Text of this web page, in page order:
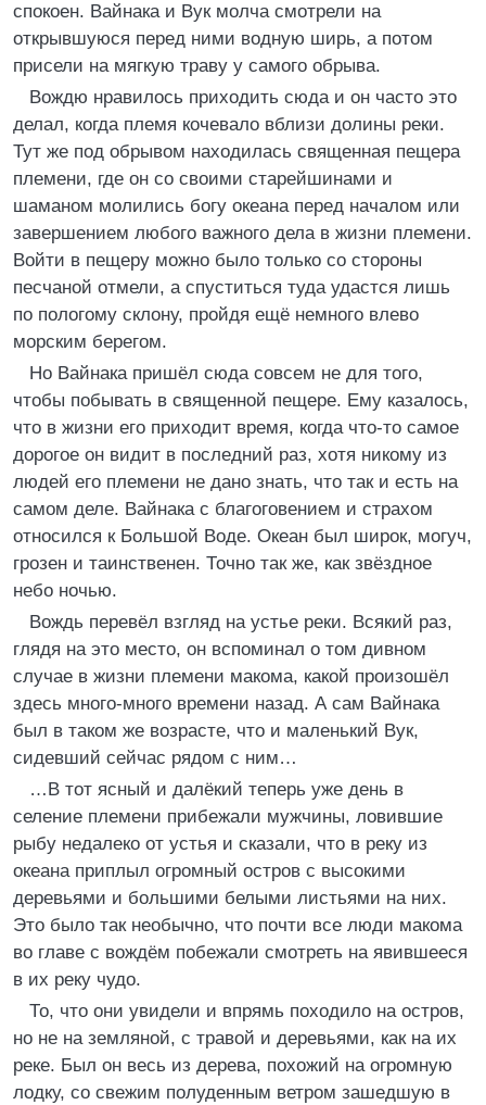
спокоен. Вайнака и Вук молча смотрели на
открывшуюся перед ними водную ширь, а потом
присели на мягкую траву у самого обрыва.
Вождю нравилось приходить сюда и он часто это
делал, когда племя кочевало вблизи долины реки.
Тут же под обрывом находилась священная пещера
племени, где он со своими старейшинами и
шаманом молились богу океана перед началом или
завершением любого важного дела в жизни племени.
Войти в пещеру можно было только со стороны
песчаной отмели, а спуститься туда удастся лишь
по пологому склону, пройдя ещё немного влево
морским берегом.
Но Вайнака пришёл сюда совсем не для того,
чтобы побывать в священной пещере. Ему казалось,
что в жизни его приходит время, когда что-то самое
дорогое он видит в последний раз, хотя никому из
людей его племени не дано знать, что так и есть на
самом деле. Вайнака с благоговением и страхом
относился к Большой Воде. Океан был широк, могуч,
грозен и таинственен. Точно так же, как звёздное
небо ночью.
Вождь перевёл взгляд на устье реки. Всякий раз,
глядя на это место, он вспоминал о том дивном
случае в жизни племени макома, какой произошёл
здесь много-много времени назад. А сам Вайнака
был в таком же возрасте, что и маленький Вук,
сидевший сейчас рядом с ним…
…В тот ясный и далёкий теперь уже день в
селение племени прибежали мужчины, ловившие
рыбу недалеко от устья и сказали, что в реку из
океана приплыл огромный остров с высокими
деревьями и большими белыми листьями на них.
Это было так необычно, что почти все люди макома
во главе с вождём побежали смотреть на явившееся
в их реку чудо.
То, что они увидели и впрямь походило на остров,
но не на земляной, с травой и деревьями, как на их
реке. Был он весь из дерева, похожий на огромную
лодку, со свежим полуденным ветром зашедшую в